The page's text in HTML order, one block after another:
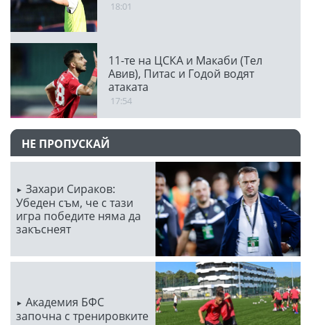
18:01
11-те на ЦСКА и Макаби (Тел
Авив), Питас и Годой водят
атаката
17:54
НЕ ПРОПУСКАЙ
Захари Сираков:
Убеден съм, че с тази
игра победите няма да
закъснеят
Академия БФС
започна с тренировките